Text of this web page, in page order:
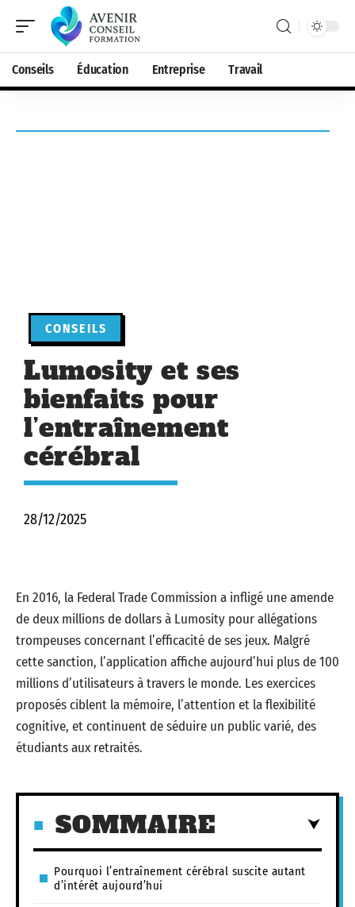
Conseils Éducation Entreprise Travail
CONSEILS
Lumosity et ses
bienfaits pour
l’entraînement
cérébral
28/12/2025
En 2016, la Federal Trade Commission a infligé une amende
de deux millions de dollars à Lumosity pour allégations
trompeuses concernant l’efficacité de ses jeux. Malgré
cette sanction, l’application affiche aujourd’hui plus de 100
millions d’utilisateurs à travers le monde. Les exercices
proposés ciblent la mémoire, l’attention et la flexibilité
cognitive, et continuent de séduire un public varié, des
étudiants aux retraités.
SOMMAIRE
Pourquoi l’entraînement cérébral suscite autant
d’intérêt aujourd’hui